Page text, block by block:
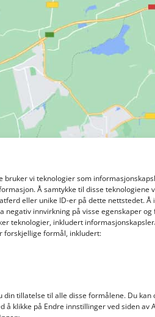
bruker vi teknologier som
Å samtykke til disse teknologiene
eller unike ID-er på dette nettstedet. Å
negativ innvirkning på visse egenskaper og
teknologier, inkludert
forskjellige formål, inkludert:
din tillatelse til alle disse formålene. Du kan
å klikke på Endre innstillinger ved siden av
60, 5238 Rådal